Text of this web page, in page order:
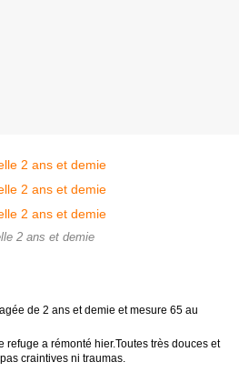
2 ans et demie
de 2 ans et demie et mesure 65 au
refuge a rémonté hier.Toutes très douces et
craintives ni traumas.